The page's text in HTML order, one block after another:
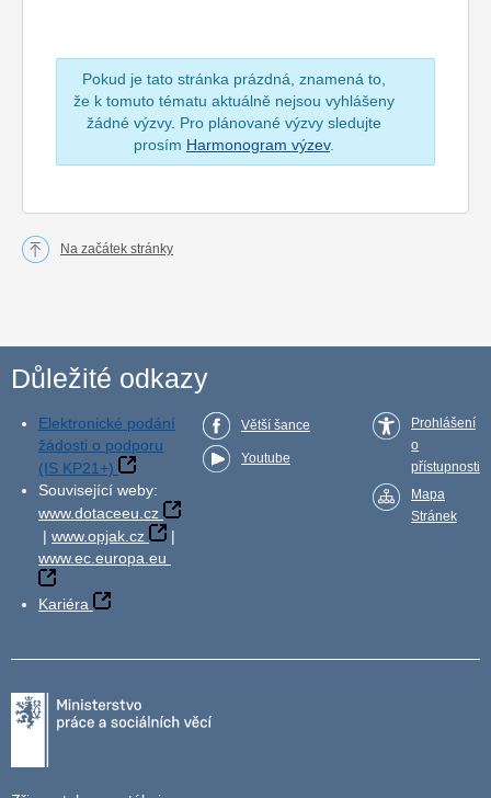
Pokud je tato stránka prázdná, znamená to,
že k tomuto tématu aktuálně nejsou vyhlášeny
žádné výzvy. Pro plánované výzvy sledujte
prosím Harmonogram výzev.
Na začátek stránky
Důležité odkazy
Elektronické podání
žádosti o podporu
(IS KP21+)
Související weby:
www.dotaceeu.cz
| www.opjak.cz
|
www.ec.europa.eu
Kariéra
Větší šance
Youtube
Prohlášení
o
přístupnosti
Mapa
Stránek